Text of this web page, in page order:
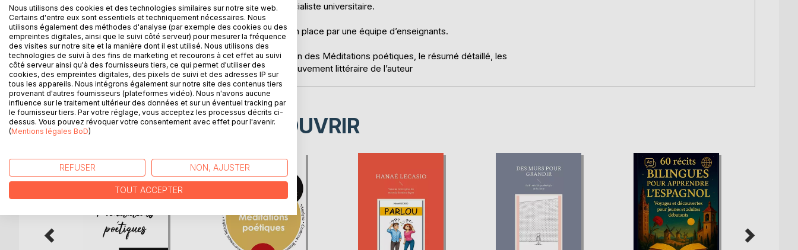
La rédaction, claire et accessible, a été confiée à un spécialiste universitaire.
Cette fiche de lecture répond à une charte qualité mise en place par une équipe d’enseignants.
Ce livre contient la biographie de Lamartine, la présentation des Méditations poétiques, le résumé détaillé, les
raisons du succès, les thèmes principaux et l’étude du mouvement littéraire de l’auteur
D’AUTRES TITRES À DÉCOUVRIR
Nous utilisons des cookies et des technologies similaires sur notre site web.
Certains d'entre eux sont essentiels et techniquement nécessaires. Nous
utilisons également des méthodes d'analyse (par exemple des cookies ou des
empreintes digitales, ainsi que le suivi côté serveur) pour mesurer la fréquence
des visites sur notre site et la manière dont il est utilisé. Nous utilisons des
technologies de suivi à des fins de marketing et recourons à cet effet au suivi
côté serveur ainsi qu'à des fournisseurs tiers, ce qui permet d'utiliser des
cookies, des empreintes digitales, des pixels de suivi et des adresses IP sur
tous les appareils. Nous intégrons également sur notre site des contenus tiers
provenant d'autres fournisseurs (plateformes vidéo). Nous n'avons aucune
influence sur le traitement ultérieur des données et sur un éventuel tracking par
le fournisseur tiers. Par votre réglage, vous acceptez les processus décrits ci-
dessus. Vous pouvez révoquer votre consentement avec effet pour l'avenir.
(Mentions légales BoD)
REFUSER NON, AJUSTER
TOUT ACCEPTER